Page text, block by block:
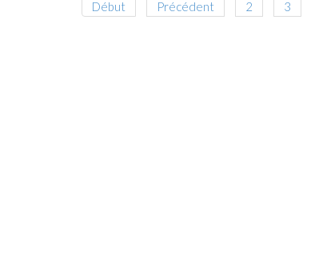
Début Précédent 2 3